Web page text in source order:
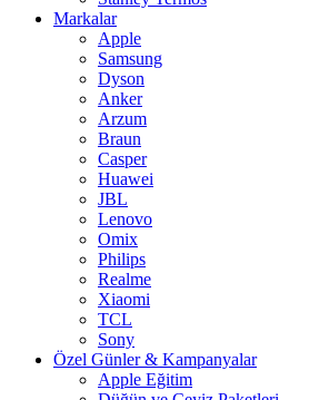
Markalar
Apple
Samsung
Dyson
Anker
Arzum
Braun
Casper
Huawei
JBL
Lenovo
Omix
Philips
Realme
Xiaomi
TCL
Sony
Özel Günler & Kampanyalar
Apple Eğitim